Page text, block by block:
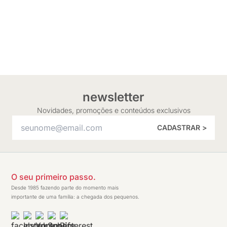
newsletter
Novidades, promoções e conteúdos exclusivos
CADASTRAR >
O seu primeiro passo.
Desde 1985 fazendo parte do momento mais
importante de uma família: a chegada dos pequenos.